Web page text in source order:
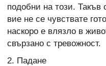
подобни на този.
вие не се чувствате
наскоро е влязло в
свързано с тревожност.
2. Падане